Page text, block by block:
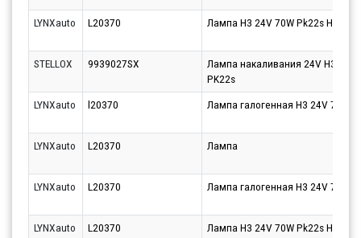
LYNXauto L20370 Лампа H3 24V 70W Pk22s HCV
STELLOX 9939027SX
Лампа накаливания 24V H3
PK22s
LYNXauto
l20370 Лампа галогенная H3 24V 70W
LYNXauto L20370 Лампа
LYNXauto L20370 Лампа галогенная H3 24V 70W
LYNXauto L20370 Лампа H3 24V 70W Pk22s HCV